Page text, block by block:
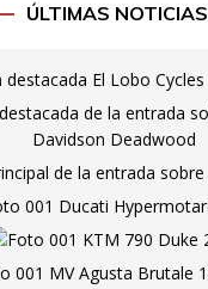
ÚLTIMAS NOTICIAS